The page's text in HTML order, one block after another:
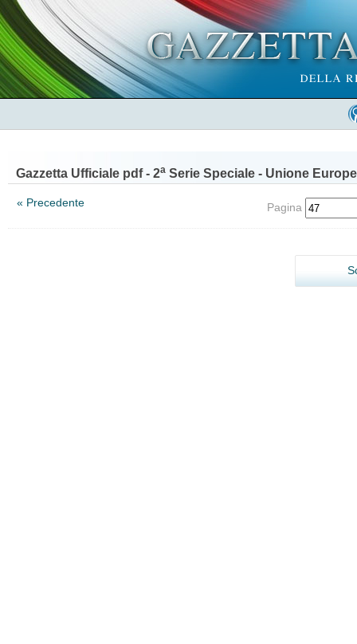
Gazzetta Ufficiale pdf - 2a Serie Speciale - Unione
« Precedente Pagina